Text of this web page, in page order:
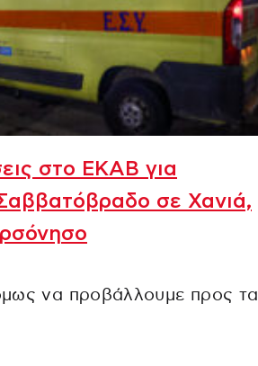
στο ΕΚΑΒ για
σε Χανιά,
να προβάλλουμε προς τα